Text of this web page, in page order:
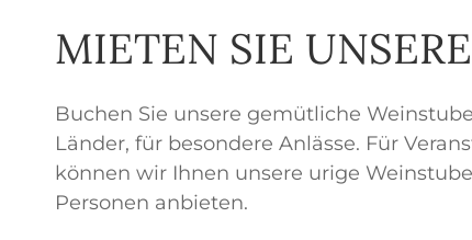
MIETEN SIE
Buchen Sie unsere gemütliche
Länder, für besondere Anlässe. Für
können wir Ihnen unsere urige
Personen anbieten.